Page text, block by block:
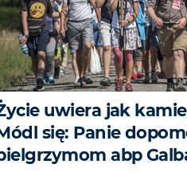
uwiera jak
się: Panie
abp